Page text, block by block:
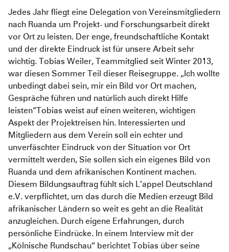
Pediatric Emergency Fund
Abgeschlossene Projekte
Transparenz
Jahresbericht
Partnerschaften
Jedes Jahr fliegt eine Delegation von Vereinsmitgliedern
nach Ruanda um Projekt- und Forschungsarbeit direkt
vor Ort zu leisten. Der enge, freundschaftliche Kontakt
und der direkte Eindruck ist für unsere Arbeit sehr
wichtig. Tobias Weiler, Teammitglied seit Winter 2013,
war diesen Sommer Teil dieser Reisegruppe. „Ich wollte
unbedingt dabei sein, mir ein Bild vor Ort machen,
Gespräche führen und natürlich auch direkt Hilfe
leisten“Tobias weist auf einen weiteren, wichtigen
Aspekt der Projektreisen hin. Interessierten und
Mitgliedern aus dem Verein soll ein echter und
unverfäschter Eindruck von der Situation vor Ort
vermittelt werden, Sie sollen sich ein eigenes Bild von
Ruanda und dem afrikanischen Kontinent machen.
Diesem Bildungsauftrag fühlt sich L’appel Deutschland
e.V. verpflichtet, um das durch die Medien erzeugt Bild
afrikanischer Ländern so weit es geht an die Realität
anzugleichen. Durch eigene Erfahrungen, durch
persönliche Eindrücke. In einem Interview mit der
„Kölnische Rundschau“ berichtet Tobias über seine